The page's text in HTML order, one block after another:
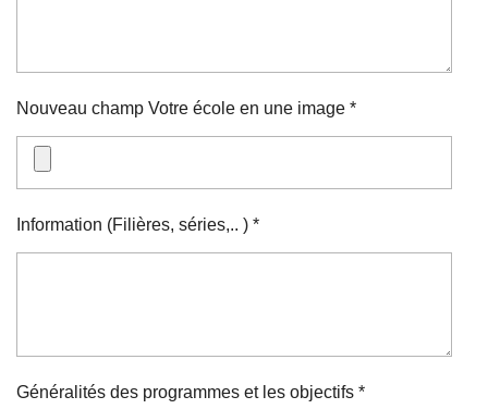
Nouveau champ Votre école en une image *
Information (Filières, séries,.. ) *
Généralités des programmes et les objectifs *